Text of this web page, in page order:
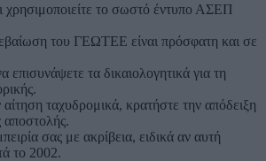
χρησιμοποιείτε το σωστό έντυπο ΑΣΕΠ
του ΓΕΩΤΕΕ είναι πρόσφατη και σε
επισυνάψετε τα δικαιολογητικά για τη
αίτηση ταχυδρομικά, κρατήστε την απόδειξη
αποστολής.
σας με ακρίβεια, ειδικά αν αυτή
το 2002.